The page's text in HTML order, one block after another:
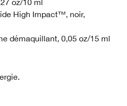
oz/10 ml
High Impact™, noir,
démaquillant, 0,05 oz/15 ml